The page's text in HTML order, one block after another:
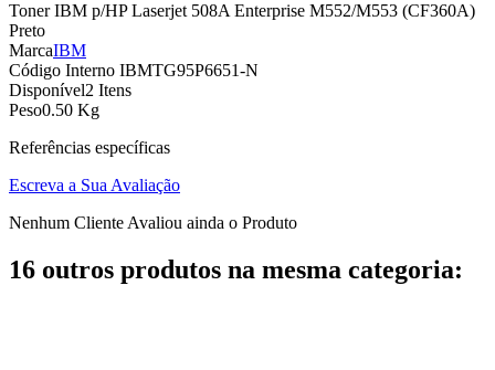
Toner IBM p/HP Laserjet 508A Enterprise M552/M553 (CF360A)
Preto
MarcaIBM
Código Interno IBMTG95P6651-N
Disponível2 Itens
Peso0.50 Kg
Referências específicas
Escreva a Sua Avaliação
Nenhum Cliente Avaliou ainda o Produto
16 outros produtos na mesma categoria: